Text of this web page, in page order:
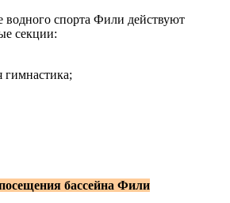
водного спорта Фили действуют
секции:
гимнастика;
бассейна Фили